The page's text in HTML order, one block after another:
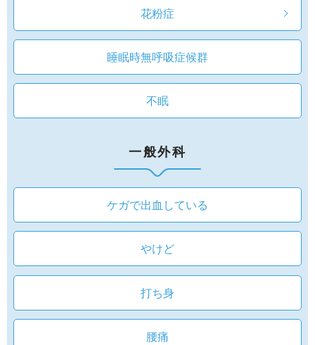
花粉症
睡眠時無呼吸症候群
不眠
一般外科
ケガで出血している
やけど
打ち身
腰痛